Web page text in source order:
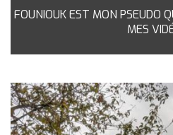
FOUNIOUK EST MON PSEUDO
MES